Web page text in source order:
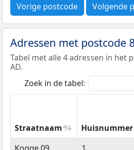
Vorige postcode Volgende
Adressen met postcode
Tabel met alle 4 adressen in het
AD.
Zoek in de tabel:
Straatnaam Huisnummer
Straatnaam
Huisnummer